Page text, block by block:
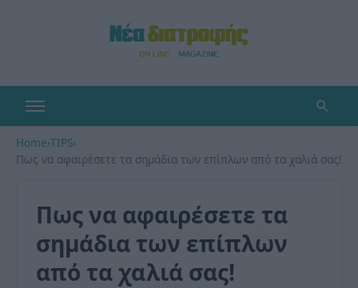
Home›TIPS›
Πως να αφαιρέσετε τα σημάδια των επίπλων από τα χαλιά σας!
Πως να αφαιρέσετε τα
σημάδια των επίπλων
από τα χαλιά σας!